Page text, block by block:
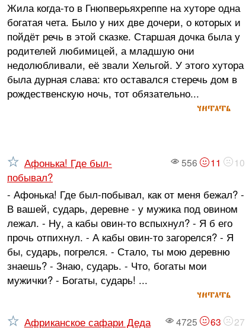
Жила когда-то в Гнюпверьяхреппе на хуторе одна
богатая чета. Было у них две дочери, о которых и
пойдёт речь в этой сказке. Старшая дочка была у
родителей любимицей, а младшую они
недолюбливали, её звали Хельгой. У этого хутора
была дурная слава: кто оставался стеречь дом в
рождественскую ночь, тот обязательно...
читать
556 11 10
Афонька! Где был-
побывал?
- Афонька! Где был-побывал, как от меня бежал? -
В вашей, сударь, деревне - у мужика под овином
лежал. - Ну, а кабы овин-то вспыхнул? - Я б его
прочь отпихнул. - А кабы овин-то загорелся? - Я
бы, сударь, погрелся. - Стало, ты мою деревню
знаешь? - Знаю, сударь. - Что, богаты мои
мужички? - Богаты, сударь! ...
читать
4725 63 27
Африканское сафари Деда